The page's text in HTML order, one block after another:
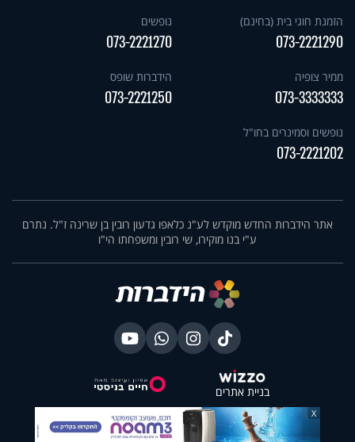
הזמנת חוגי בית (בחינם)
073-2221290
נופשים
073-2221270
ממיר צופיה
073-3333333
הידברות שופס
073-2221250
נופשים וסמינרים בחו"ל
073-2221202
אתר הידברות החדש מוקדש לע"נ כלאפו גדעון רובין בן שרינה ז"ל. נתרם
ע"י בנו מוקירו, שי רובין ומשפחתו הי"ו
בניית אתרים
X